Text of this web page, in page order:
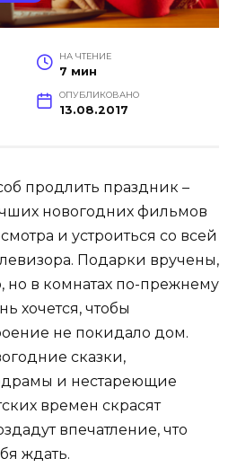
НА ЧТЕНИЕ
7 мин
ОПУБЛИКОВАНО
13.08.2017
продлить праздник –
новогодних фильмов
и устроиться со всей
Подарки вручены,
но в комнатах по-прежнему
хочется, чтобы
не покидало дом.
сказки,
и нестареющие
времен скрасят
впечатление, что
ждать.